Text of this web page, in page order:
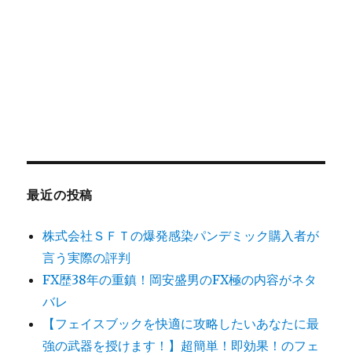
最近の投稿
株式会社ＳＦＴの爆発感染パンデミック購入者が
言う実際の評判
FX歴38年の重鎮！岡安盛男のFX極の内容がネタ
バレ
【フェイスブックを快適に攻略したいあなたに最
強の武器を授けます！】超簡単！即効果！のフェ